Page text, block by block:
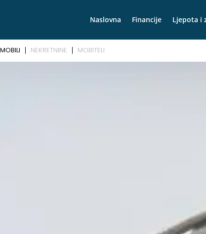
Naslovna Financije Ljepota i